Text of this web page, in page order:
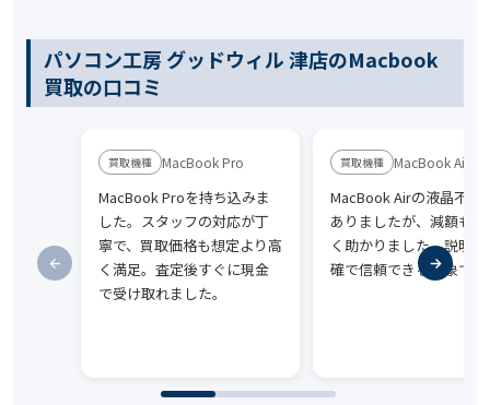
パソコン工房 グッドウィル 津店のMacbook
買取の口コミ
MacBook Pro
MacBook Proを持ち込みま
した。スタッフの対応が丁
寧で、買取価格も想定より高
く満足。査定後すぐに現金
で受け取れました。
MacBook Air
MacBook Airの液晶不具
ありましたが、減額も
く助かりました。説明
確で信頼できる印象です